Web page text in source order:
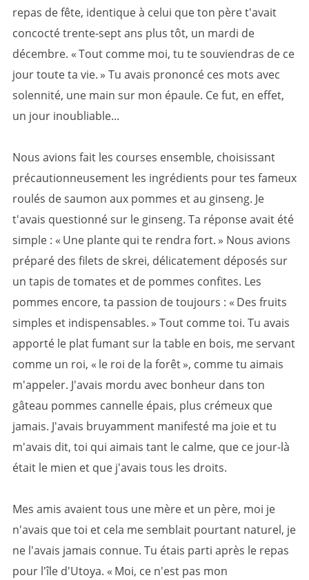
repas de fête, identique à celui que ton père t'avait
concocté trente-sept ans plus tôt, un mardi de
décembre. « Tout comme moi, tu te souviendras de ce
jour toute ta vie. » Tu avais prononcé ces mots avec
solennité, une main sur mon épaule. Ce fut, en effet,
un jour inoubliable...
Nous avions fait les courses ensemble, choisissant
précautionneusement les ingrédients pour tes fameux
roulés de saumon aux pommes et au ginseng. Je
t'avais questionné sur le ginseng. Ta réponse avait été
simple : « Une plante qui te rendra fort. » Nous avions
préparé des filets de skrei, délicatement déposés sur
un tapis de tomates et de pommes confites. Les
pommes encore, ta passion de toujours : « Des fruits
simples et indispensables. » Tout comme toi. Tu avais
apporté le plat fumant sur la table en bois, me servant
comme un roi, « le roi de la forêt », comme tu aimais
m'appeler. J'avais mordu avec bonheur dans ton
gâteau pommes cannelle épais, plus crémeux que
jamais. J'avais bruyamment manifesté ma joie et tu
m'avais dit, toi qui aimais tant le calme, que ce jour-là
était le mien et que j'avais tous les droits.
Mes amis avaient tous une mère et un père, moi je
n'avais que toi et cela me semblait pourtant naturel, je
ne l'avais jamais connue. Tu étais parti après le repas
pour l'île d'Utoya. « Moi, ce n'est pas mon